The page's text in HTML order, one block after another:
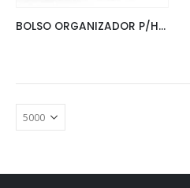
BOLSO ORGANIZADOR P/HERRAMIENTAS